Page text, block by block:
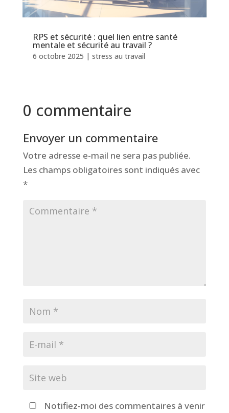
RPS et sécurité : quel lien entre santé
mentale et sécurité au travail ?
6 octobre 2025 | stress au travail
0 commentaire
Envoyer un commentaire
Votre adresse e-mail ne sera pas publiée.
Les champs obligatoires sont indiqués avec
*
Notifiez-moi des commentaires à venir